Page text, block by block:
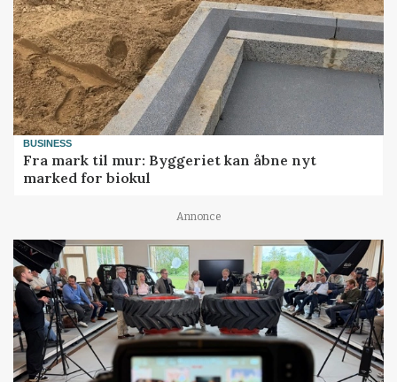
BUSINESS
Fra mark til mur: Byggeriet kan åbne nyt
marked for biokul
Annonce